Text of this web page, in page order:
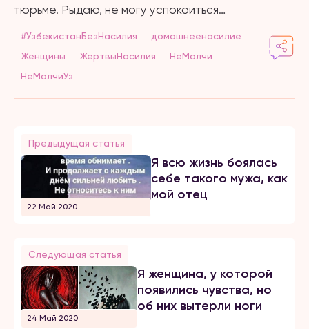
тюрьме. Рыдаю, не могу успокоиться…
#УзбекистанБезНасилия
домашнеенасилие
Женщины
ЖертвыНасилия
НеМолчи
НеМолчиУз
Предыдущая статья
22 Май 2020
Я всю жизнь боялась
себе такого мужа, как
мой отец
Следующая статья
24 Май 2020
Я женщина, у которой
появились чувства, но
об них вытерли ноги